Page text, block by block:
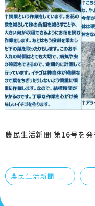
農民生活新聞 第16号を発
農民生活新聞 第14号を発刊のお知らせ